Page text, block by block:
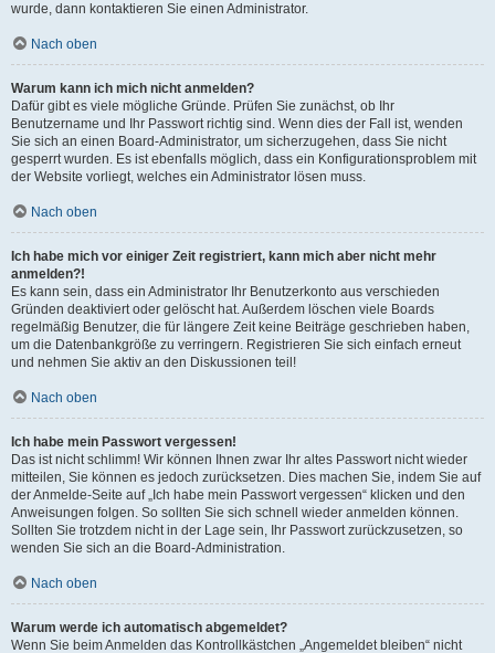
wurde, dann kontaktieren Sie einen Administrator.
Nach oben
Warum kann ich mich nicht anmelden?
Dafür gibt es viele mögliche Gründe. Prüfen Sie zunächst, ob Ihr
Benutzername und Ihr Passwort richtig sind. Wenn dies der Fall ist, wenden
Sie sich an einen Board-Administrator, um sicherzugehen, dass Sie nicht
gesperrt wurden. Es ist ebenfalls möglich, dass ein Konfigurationsproblem mit
der Website vorliegt, welches ein Administrator lösen muss.
Nach oben
Ich habe mich vor einiger Zeit registriert, kann mich aber nicht mehr
anmelden?!
Es kann sein, dass ein Administrator Ihr Benutzerkonto aus verschieden
Gründen deaktiviert oder gelöscht hat. Außerdem löschen viele Boards
regelmäßig Benutzer, die für längere Zeit keine Beiträge geschrieben haben,
um die Datenbankgröße zu verringern. Registrieren Sie sich einfach erneut
und nehmen Sie aktiv an den Diskussionen teil!
Nach oben
Ich habe mein Passwort vergessen!
Das ist nicht schlimm! Wir können Ihnen zwar Ihr altes Passwort nicht wieder
mitteilen, Sie können es jedoch zurücksetzen. Dies machen Sie, indem Sie auf
der Anmelde-Seite auf „Ich habe mein Passwort vergessen“ klicken und den
Anweisungen folgen. So sollten Sie sich schnell wieder anmelden können.
Sollten Sie trotzdem nicht in der Lage sein, Ihr Passwort zurückzusetzen, so
wenden Sie sich an die Board-Administration.
Nach oben
Warum werde ich automatisch abgemeldet?
Wenn Sie beim Anmelden das Kontrollkästchen „Angemeldet bleiben“ nicht